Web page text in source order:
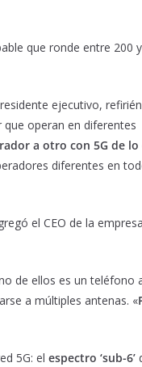
que ronde entre 200
ejecutivo,
operan en diferentes
a otro con 5G de lo
diferentes en
el CEO de la
de ellos es un teléfono
a múltiples antenas. «
5G: el espectro ‘sub-6’